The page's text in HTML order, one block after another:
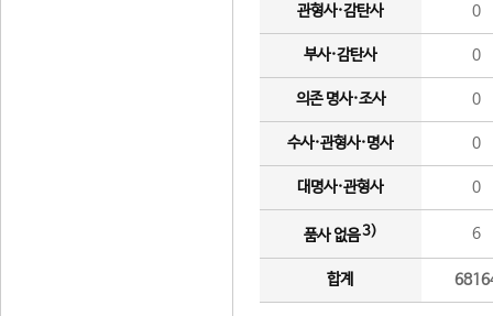
관형사·감탄사 0
부사·감탄사 0
의존 명사·조사 0
수사·관형사·명사 0
대명사·관형사 0
품사 없음3) 6
합계